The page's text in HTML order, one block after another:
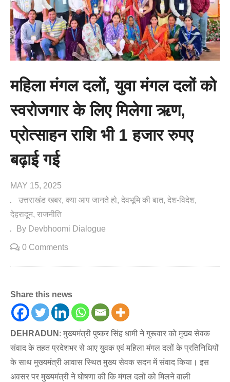
महिला मंगल दलों, युवा मंगल दलों को
स्वरोजगार के लिए मिलेगा ऋण,
प्रोत्साहन राशि भी 1 हजार रुपए
बढ़ाई गई
MAY 15, 2025
उत्तराखंड खबर क्या आप जानते हो देवभूमि की बात देश-विदेश
देहरादून राजनीति
By Devbhoomi Dialogue
0 Comments
Share this news
DEHRADUN : मुख्यमंत्री पुष्कर सिंह धामी ने गुरूवार को मुख्य सेवक
संवाद के तहत प्रदेशभर से आए युवक एवं महिला मंगल दलों के प्रतिनिधियों
के साथ मुख्यमंत्री आवास स्थित मुख्य सेवक सदन में संवाद किया। इस
अवसर पर मुख्यमंत्री ने घोषणा की कि मंगल दलों को मिलने वाली